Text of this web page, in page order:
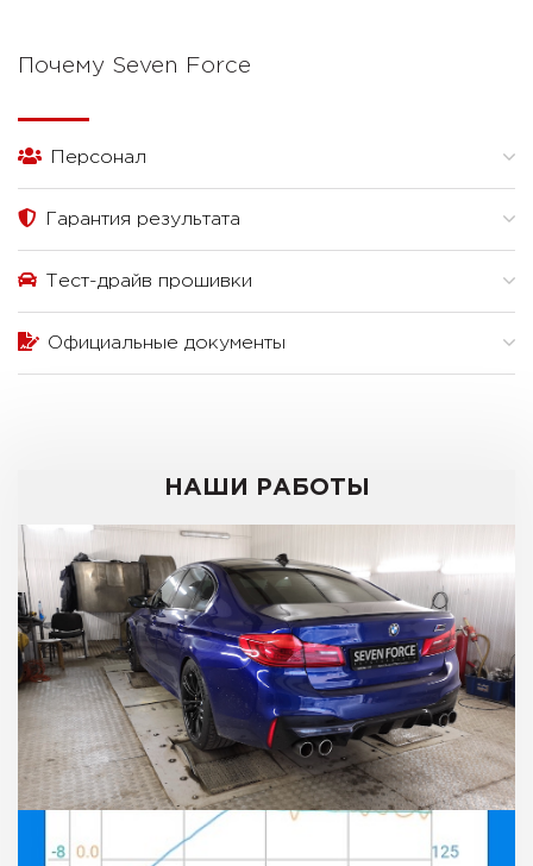
Почему Seven Force
Персонал
Гарантия результата
Тест-драйв прошивки
Официальные документы
НАШИ РАБОТЫ